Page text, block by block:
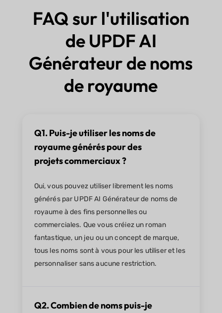
FAQ sur l'utilisation
de UPDF AI
Générateur de noms
de royaume
Q1. Puis-je utiliser les noms de
royaume générés pour des
projets commerciaux ?
Oui, vous pouvez utiliser librement les noms
générés par UPDF AI Générateur de noms de
royaume à des fins personnelles ou
commerciales. Que vous créiez un roman
fantastique, un jeu ou un concept de marque,
tous les noms sont à vous pour les utiliser et les
personnaliser sans aucune restriction.
Q2. Combien de noms puis-je